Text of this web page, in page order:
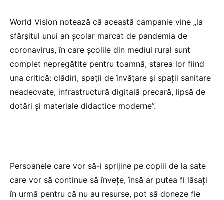
World Vision notează că această campanie vine „la
sfârşitul unui an şcolar marcat de pandemia de
coronavirus, în care şcolile din mediul rural sunt
complet nepregătite pentru toamnă, starea lor fiind
una critică: clădiri, spații de învățare și spații sanitare
neadecvate, infrastructură digitală precară, lipsă de
dotări şi materiale didactice moderne”.
Persoanele care vor să-i sprijine pe copiii de la sate
care vor să continue să înveţe, însă ar putea fi lăsaţi
în urmă pentru că nu au resurse, pot să doneze fie